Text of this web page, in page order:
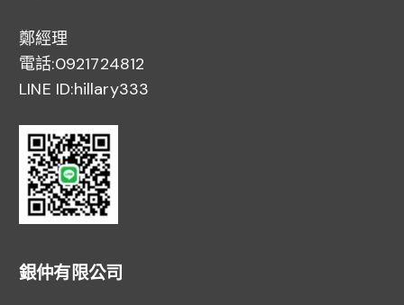
鄭經理
電話:0921724812
LINE ID:hillary333
銀仲有限公司